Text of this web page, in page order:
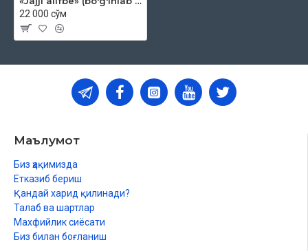
22 000 сўм
Маълумот
Биз ҳақимизда
Етказиб бериш
Қандай харид қилинади?
Талаб ва шартлар
Махфийлик сиёсати
Биз билан боғланиш